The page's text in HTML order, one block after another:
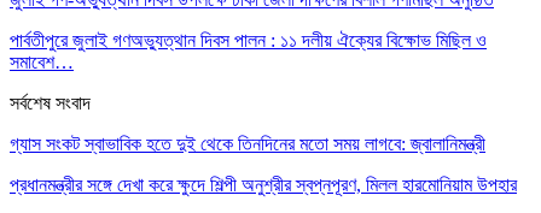
পার্বতীপুরে জুলাই গণঅভ্যুত্থান দিবস পালন : ১১ দলীয় ঐক্যের বিক্ষোভ মিছিল ও
সমাবেশ…
সর্বশেষ সংবাদ
গ্যাস সংকট স্বাভাবিক হতে দুই থেকে তিনদিনের মতো সময় লাগবে: জ্বালানিমন্ত্রী
প্রধানমন্ত্রীর সঙ্গে দেখা করে ক্ষুদে শিল্পী অনুশ্রীর স্বপ্নপূরণ, মিলল হারমোনিয়াম উপহার